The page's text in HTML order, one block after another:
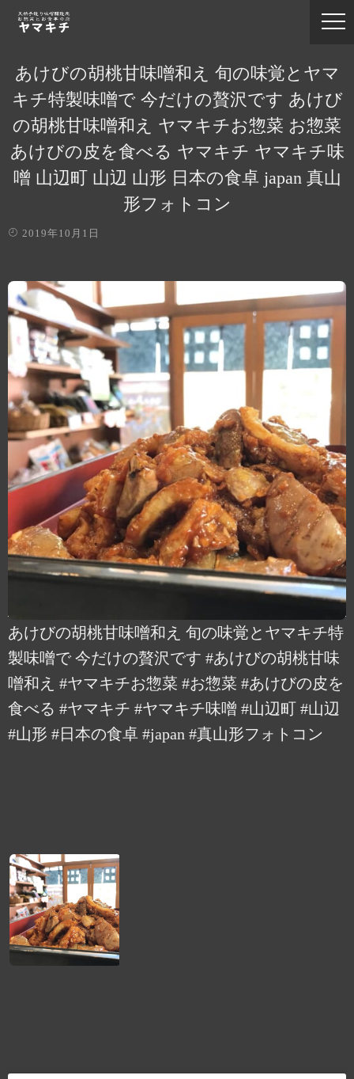
あけびの胡桃甘味噌和え 旬の味覚とヤマ
キチ特製味噌で 今だけの贅沢です あけび
の胡桃甘味噌和え ヤマキチお惣菜 お惣菜
あけびの皮を食べる ヤマキチ ヤマキチ味
噌 山辺町 山辺 山形 日本の食卓 japan 真山
形フォトコン
2019年10月1日
あけびの胡桃甘味噌和え 旬の味覚とヤマキチ特
製味噌で 今だけの贅沢です #あけびの胡桃甘味
噌和え #ヤマキチお惣菜 #お惣菜 #あけびの皮を
食べる #ヤマキチ #ヤマキチ味噌 #山辺町 #山辺
#山形 #日本の食卓 #japan #真山形フォトコン